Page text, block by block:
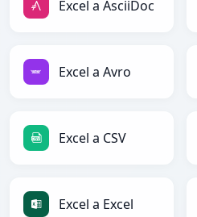
Excel a AsciiDoc
Excel a Avro
Excel a CSV
Excel a Excel